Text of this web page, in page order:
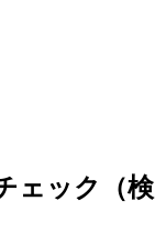
ェック
（検